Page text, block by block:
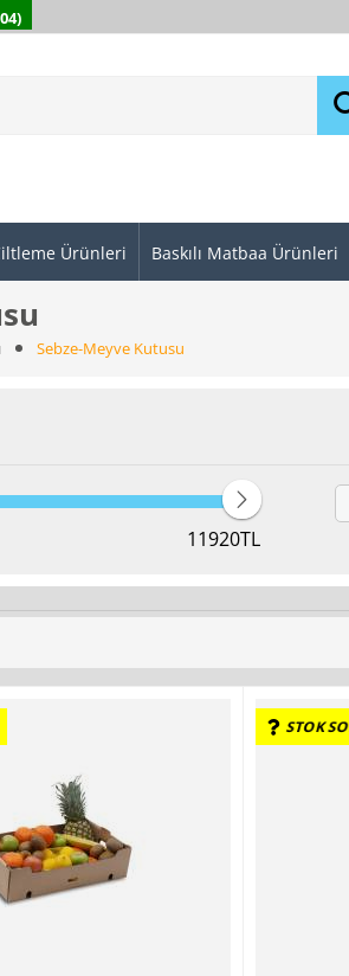
Ürünleri Baskılı Matbaa Ürünleri
Sebze-Meyve Kutusu
11920TL
STOK